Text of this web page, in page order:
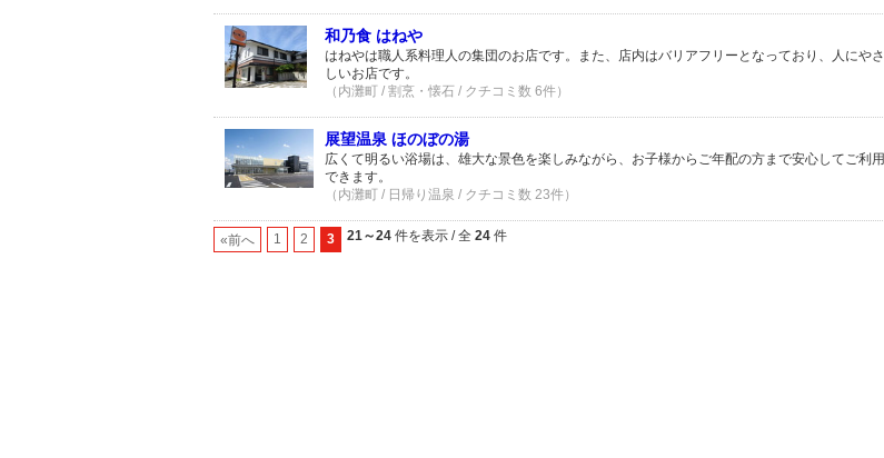
和乃食 はねや
はねやは職人系料理人の集団のお店です。また、店内はバリアフリーとなっており、人にやさ
しいお店です。
（内灘町 / 割烹・懐石 / クチコミ数 6件）
展望温泉 ほのぼの湯
広くて明るい浴場は、雄大な景色を楽しみながら、お子様からご年配の方まで安心してご利用
できます。
（内灘町 / 日帰り温泉 / クチコミ数 23件）
«前へ 1 2 3 21～24 件を表示 / 全 24 件